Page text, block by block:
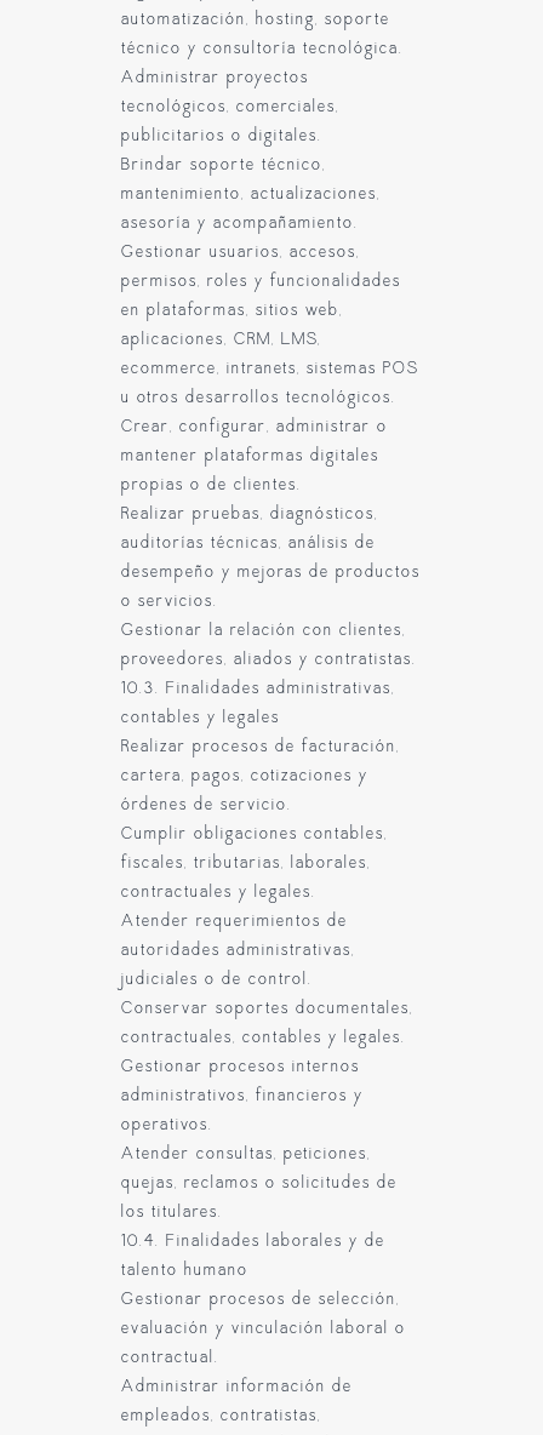
automatización, hosting, soporte
técnico y consultoría tecnológica.
Administrar proyectos
tecnológicos, comerciales,
publicitarios o digitales.
Brindar soporte técnico,
mantenimiento, actualizaciones,
asesoría y acompañamiento.
Gestionar usuarios, accesos,
permisos, roles y funcionalidades
en plataformas, sitios web,
aplicaciones, CRM, LMS,
ecommerce, intranets, sistemas POS
u otros desarrollos tecnológicos.
Crear, configurar, administrar o
mantener plataformas digitales
propias o de clientes.
Realizar pruebas, diagnósticos,
auditorías técnicas, análisis de
desempeño y mejoras de productos
o servicios.
Gestionar la relación con clientes,
proveedores, aliados y contratistas.
10.3. Finalidades administrativas,
contables y legales
Realizar procesos de facturación,
cartera, pagos, cotizaciones y
órdenes de servicio.
Cumplir obligaciones contables,
fiscales, tributarias, laborales,
contractuales y legales.
Atender requerimientos de
autoridades administrativas,
judiciales o de control.
Conservar soportes documentales,
contractuales, contables y legales.
Gestionar procesos internos
administrativos, financieros y
operativos.
Atender consultas, peticiones,
quejas, reclamos o solicitudes de
los titulares.
10.4. Finalidades laborales y de
talento humano
Gestionar procesos de selección,
evaluación y vinculación laboral o
contractual.
Administrar información de
empleados, contratistas,